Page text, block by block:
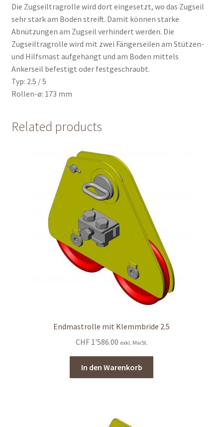
Die Zugseiltragrolle wird dort eingesetzt, wo das Zugseil
sehr stark am Boden streift. Damit können starke
Abnützungen am Zugseil verhindert werden. Die
Zugseiltragrolle wird mit zwei Fängerseilen am Stützen-
und Hilfsmast aufgehängt und am Boden mittels
Ankerseil befestigt oder festgeschraubt.
Typ: 2.5 / 5
Rollen-ø: 173 mm
Related products
Endmastrolle mit Klemmbride 2.5
CHF1'586.00 exkl. MwSt.
In den Warenkorb